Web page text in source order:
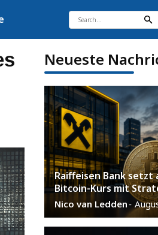
Neueste
Raiffeisen Bank
Bitcoin-Kurs mit
Nico van Ledden-